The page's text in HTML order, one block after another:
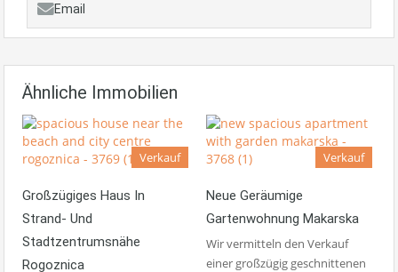
Email
Ähnliche Immobilien
Verkauf
Großzügiges Haus In
Strand- Und
Stadtzentrumsnähe
Rogoznica
Verkauf
Neue Geräumige
Gartenwohnung Makarska
Wir vermitteln den Verkauf
einer großzügig geschnittenen